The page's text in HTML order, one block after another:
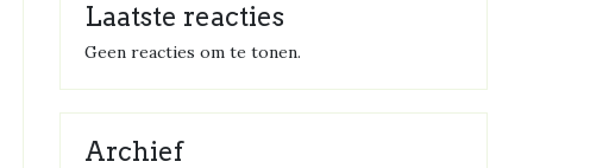
Laatste reacties
Geen reacties om te tonen.
Archief